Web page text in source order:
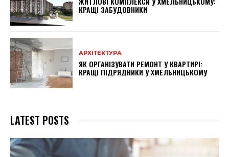
КРАЩІ ЗАБУДОВНИКИ
АРХІТЕКТУРА
ЯК ОРГАНІЗУВАТИ РЕМОНТ У КВАРТИРІ:
КРАЩІ ПІДРЯДНИКИ У ХМЕЛЬНИЦЬКОМУ
LATEST POSTS